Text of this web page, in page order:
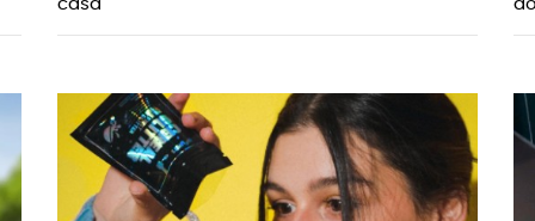
casa